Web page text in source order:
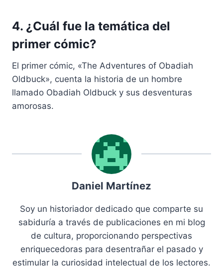
4. ¿Cuál fue la temática del
primer cómic?
El primer cómic, «The Adventures of Obadiah
Oldbuck», cuenta la historia de un hombre
llamado Obadiah Oldbuck y sus desventuras
amorosas.
Daniel Martínez
Soy un historiador dedicado que comparte su
sabiduría a través de publicaciones en mi blog
de cultura, proporcionando perspectivas
enriquecedoras para desentrañar el pasado y
estimular la curiosidad intelectual de los lectores.